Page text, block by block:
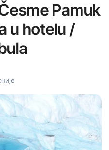
Pamuk
u hotelu /